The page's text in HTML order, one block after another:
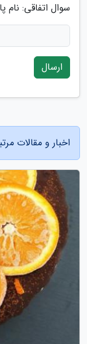
سوال اتفاقی:
ارسال
اخبار و مقالات